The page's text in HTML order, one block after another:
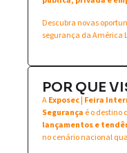
Descubra novas
segurança da América
POR QUE
AExposec | Feira
Segurança é o destino
lançamentos e
no cenário nacional